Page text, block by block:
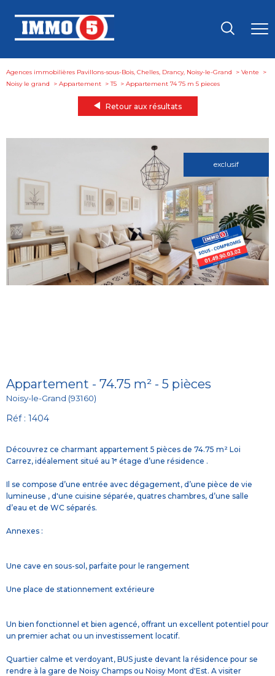
Agences immobilières Pavillons-sous-Bois, Chelles, Drancy, Noisy-le-Grand
Vente
Noisy le grand
Appartement T5 appartement 74 75 m 5 pieces
Retour aux résultats
exclusif
Appartement - 74.75 m² - 5 pièces
Noisy-le-Grand (93160)
Réf : 1404
Découvrez ce charmant appartement 5 pièces de 74.75 m² Loi
Carrez, idéalement situé au 1ᵉ étage d’une résidence .
Il se compose d’une entrée avec dégagement, d’une pièce de vie
lumineuse , d'une cuisine séparée, quatres chambres, d’une salle
d’eau et de WC séparés.
Annexes :
Une cave en sous-sol, parfaite pour le rangement
Une place de stationnement extérieure
Un bien fonctionnel et bien agencé, offrant un excellent potentiel pour
un premier achat ou un investissement locatif.
Quartier calme et verdoyant, BUS juste devant la résidence pour se
rendre à la gare de Noisy Champs ou Noisy Mont d'Est. A visiter